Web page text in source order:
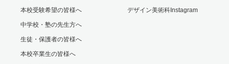
本校受験希望の皆様へ
中学校・塾の先生方へ
生徒・保護者の皆様へ
本校卒業生の皆様へ
デザイン美術科Instagram